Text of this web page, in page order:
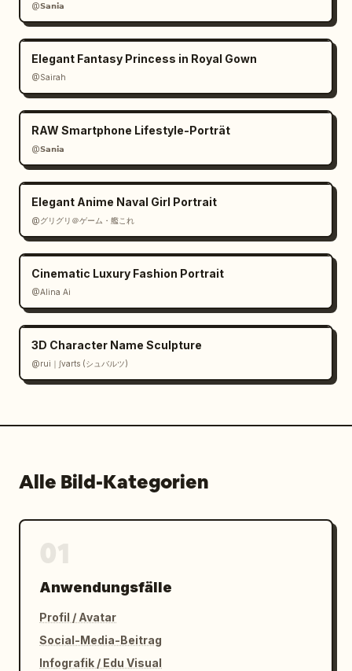
@𝗦𝗮𝗻𝗶𝗮
Elegant Fantasy Princess in Royal Gown
@Sairah
RAW Smartphone Lifestyle-Porträt
@𝗦𝗮𝗻𝗶𝗮
Elegant Anime Naval Girl Portrait
@グリグリ＠ゲーム・艦これ
Cinematic Luxury Fashion Portrait
@Alina Ai
3D Character Name Sculpture
@rui｜∫varts (シュバルツ)
Alle Bild-Kategorien
Anwendungsfälle
Profil / Avatar
Social-Media-Beitrag
Infografik / Edu Visual